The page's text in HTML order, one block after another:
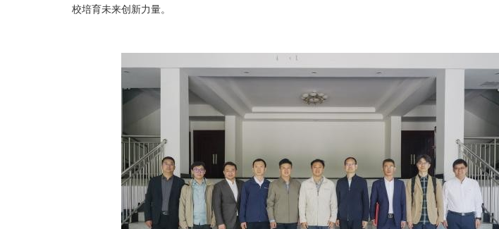
校培育未来创新力量。